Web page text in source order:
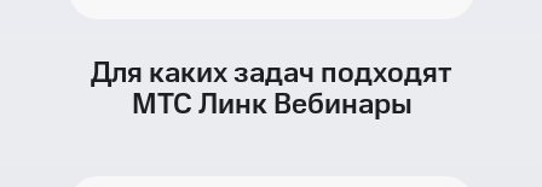
Для каких задач подходят
МТС Линк Вебинары